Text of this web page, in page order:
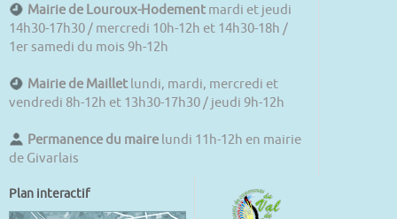
Mairie de Louroux-Hodement mardi et jeudi
14h30-17h30 / mercredi 10h-12h et 14h30-18h /
1er samedi du mois 9h-12h
Mairie de Maillet lundi, mardi, mercredi et
vendredi 8h-12h et 13h30-17h30 / jeudi 9h-12h
Permanence du maire lundi 11h-12h en mairie
de Givarlais
Plan interactif